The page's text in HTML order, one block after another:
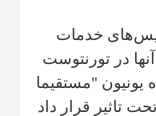
خدمات
در تورنتوست
یونیون "مستقیما
تاثیر قرار داد